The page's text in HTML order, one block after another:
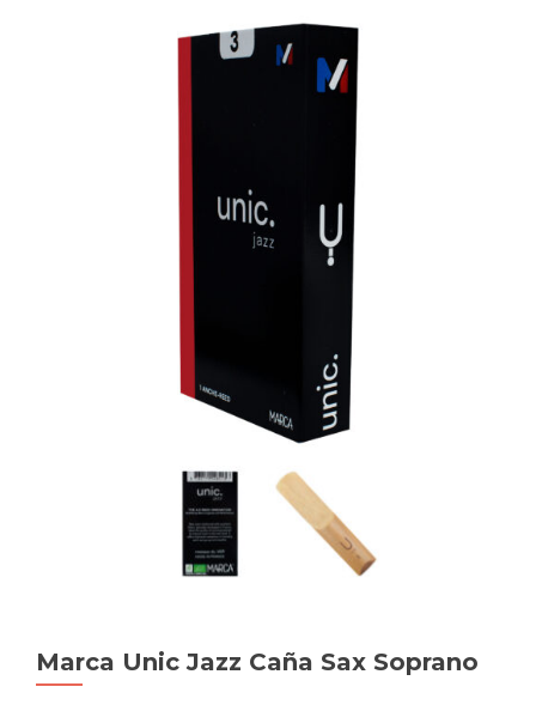
Marca Unic Jazz Caña Sax Soprano